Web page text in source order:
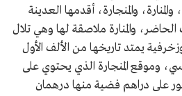
والمنارة، والمنجارة، أقدمها العدينة
والمنارة ملاصقة لها وهي تلال
يمتد تاريخها من الألف الأول
وموقع المنجارة الذي يحتوي على
على دراهم فضية منها درهمان